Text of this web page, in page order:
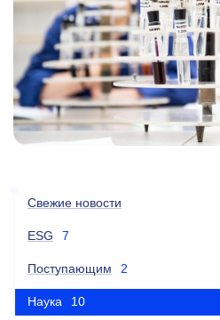
Свежие новости
ESG 7
Поступающим 2
Наука 10